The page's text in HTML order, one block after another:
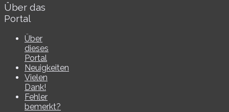
Über das
Portal
Über
dieses
Portal
Neuigkeiten
Vielen
Dank!
Fehler
bemerkt?